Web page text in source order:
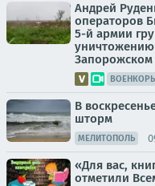
Андрей
операторов
5-й армии
В
шторм
МЕЛИТОПОЛЬ
«Для вас,
отметили